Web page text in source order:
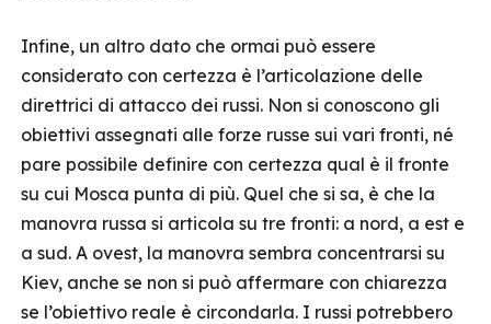
Infine, un altro dato che ormai può essere
considerato con certezza è l’articolazione delle
direttrici di attacco dei russi. Non si conoscono gli
obiettivi assegnati alle forze russe sui vari fronti, né
pare possibile definire con certezza qual è il fronte
su cui Mosca punta di più. Quel che si sa, è che la
manovra russa si articola su tre fronti: a nord, a est e
a sud. A ovest, la manovra sembra concentrarsi su
Kiev, anche se non si può affermare con chiarezza
se l’obiettivo reale è circondarla. I russi potrebbero